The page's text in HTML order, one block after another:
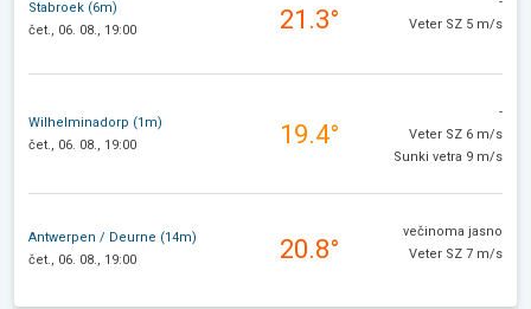
Stabroek (6m)
čet., 06. 08., 19:00
21.3°
Veter SZ 5 m/s
Wilhelminadorp (1m)
čet., 06. 08., 19:00
19.4°
-
Veter SZ 6 m/s
Sunki vetra 9 m/s
Antwerpen / Deurne (14m)
čet., 06. 08., 19:00
20.8°
večinoma jasno
Veter SZ 7 m/s